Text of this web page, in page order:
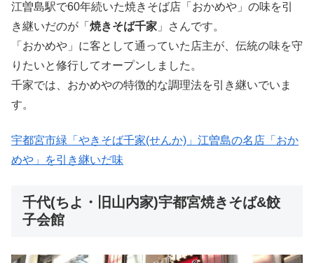
江曽島駅で60年続いた焼きそば店「おかめや」の味を引
き継いだのが「 焼きそば千家 」さんです。
「おかめや」に客として通っていた店主が、伝統の味を守
りたいと修行してオープンしました。
千家では、おかめやの特徴的な調理法を引き継いでいま
す。
宇都宮市緑「やきそば千家(せんか)」江曽島の名店「おか
めや」を引き継いだ味
千代(ちよ・旧山内家)宇都宮焼きそば&餃
子会館